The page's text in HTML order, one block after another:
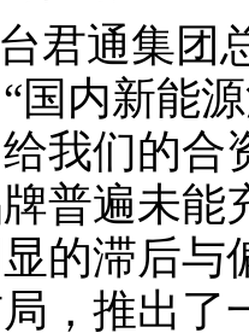
君通集团
国内新能
我们的合
普遍未能
的滞后与
，推出了